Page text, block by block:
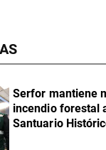
Serfor mantiene
incendio forestal
Santuario